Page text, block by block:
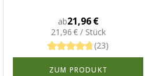
ab21,96 €
21,96 € / Stück
(23)
ZUM PRODUKT